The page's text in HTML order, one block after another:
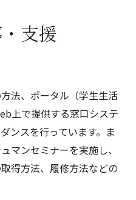
支援
法、ポータル（学生生活
上で提供する窓口システ
ンスを行っています。ま
マンセミナーを実施し、
得方法、履修方法などの